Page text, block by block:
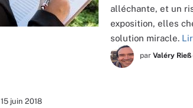
alléchante, et un
exposition, elles
solution miracle.
par Valéry
15 juin 2018